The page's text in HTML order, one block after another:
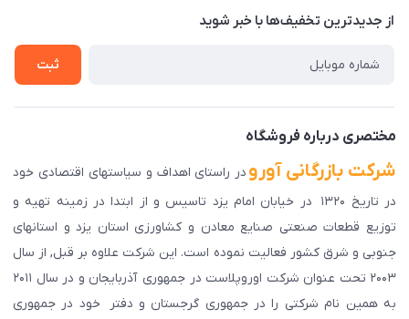
درباره ما
راهنمای ثبت سفارش
سوالات متداول
از جدید‌ترین تخفیف‌ها با‌ خبر شوید
ثبت
مختصری درباره فروشگاه
شرکت بازرگانی آورو در راستای اهداف و سیاستهای اقتصادی خود
در تاریخ ۱۳۲۰ در خیابان امام یزد تاسیس و از ابتدا در زمینه تهیه و
توزیع قطعات صنعتی صنایع معادن و کشاورزی استان یزد و استانهای
جنوبی و شرق کشور فعالیت نموده است. این شرکت علاوه بر قبل, از سال
۲۰۰۳ تحت عنوان شرکت اوروپلاست در جمهوری آذربایجان و در سال ۲۰۱۱
به همین نام شرکتی را در جمهوری گرجستان و دفتر خود در جمهوری